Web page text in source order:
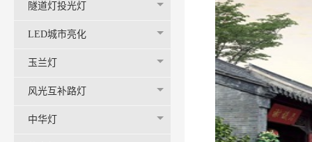
隧道灯投光灯
LED城市亮化
玉兰灯
风光互补路灯
中华灯